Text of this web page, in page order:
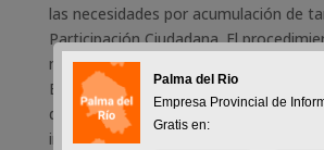
las necesidades por acumulación de
Participación Ciudadana. El
mediante oferta genérica al Servicio
Empleo (SAE), de ahí que se publique
dicha oferta, al objeto de que las
interesadas, y que cumplan con el
Palma del Rio
Empresa Provincial de
Gratis en: